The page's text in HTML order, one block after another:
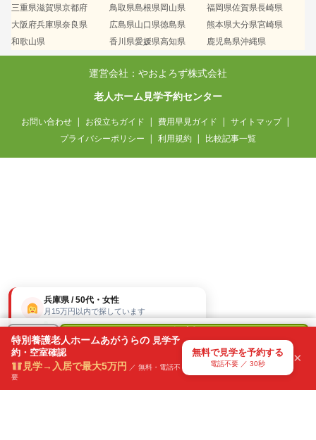
＋
気になる
リスト
無料
で
見学を予約
電話不要・30秒で送信
三重県滋賀県京都府
大阪府兵庫県奈良県
和歌山県
鳥取県島根県岡山県
広島県山口県徳島県
香川県愛媛県高知県
福岡県佐賀県長崎県
熊本県大分県宮崎県
鹿児島県沖縄県
運営会社：やおよろず株式会社
老人ホーム見学予約センター
お問い合わせ お役立ちガイド 費用早見ガイド
サイトマップ
プライバシーポリシー
利用規約 比較記事一覧
兵庫県 / 50代・女性
月15万円以内で探しています
42分前
特別養護老人ホームあがうらの 見学予
約・空室確認
見学→入居で最大5万円
／ 無料・電話不
要
無料で見学を予約する
電話不要 ／ 30秒 ×